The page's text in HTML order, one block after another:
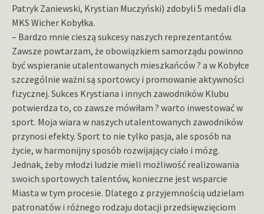
Patryk Zaniewski, Krystian Muczyński) zdobyli 5 medali dla
MKS Wicher Kobyłka.
– Bardzo mnie cieszą sukcesy naszych reprezentantów.
Zawsze powtarzam, że obowiązkiem samorządu powinno
być wspieranie utalentowanych mieszkańców ? a w Kobyłce
szczególnie ważni są sportowcy i promowanie aktywności
fizycznej. Sukces Krystiana i innych zawodników Klubu
potwierdza to, co zawsze mówiłam ? warto inwestować w
sport. Moja wiara w naszych utalentowanych zawodników
przynosi efekty. Sport to nie tylko pasja, ale sposób na
życie, w harmonijny sposób rozwijający ciało i mózg.
Jednak, żeby młodzi ludzie mieli możliwość realizowania
swoich sportowych talentów, konieczne jest wsparcie
Miasta w tym procesie. Dlatego z przyjemnością udzielam
patronatów i różnego rodzaju dotacji przedsięwzięciom